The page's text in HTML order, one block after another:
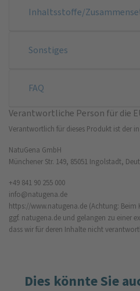
Inhaltsstoffe/
Sonstiges
FAQ
Verantwortliche Person für die
Verantwortlich für dieses Produkt ist der
NatuGena GmbH
Münchener Str. 149, 85051 Ingolstadt,
+49 841 90 255 000
info@natugena.de
https://www.natugena.de (Achtung: Beim
ggf. natugena.de und gelangen zu einer
dass wir für deren Inhalte nicht
Dies könnte Sie